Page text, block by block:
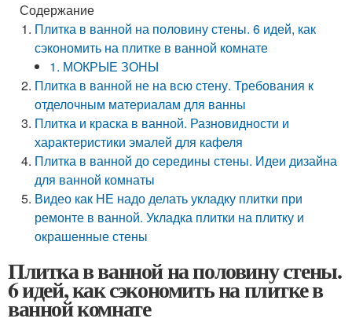
Содержание
Плитка в ванной на половину стены. 6 идей, как
сэкономить на плитке в ванной комнате
1. МОКРЫЕ ЗОНЫ
Плитка в ванной не на всю стену. Требования к
отделочным материалам для ванны
Плитка и краска в ванной. Разновидности и
характеристики эмалей для кафеля
Плитка в ванной до середины стены. Идеи дизайна
для ванной комнаты
Видео как НЕ надо делать укладку плитки при
ремонте в ванной. Укладка плитки на плитку и
окрашенные стены
Плитка в ванной на половину стены.
6 идей, как сэкономить на плитке в
ванной комнате